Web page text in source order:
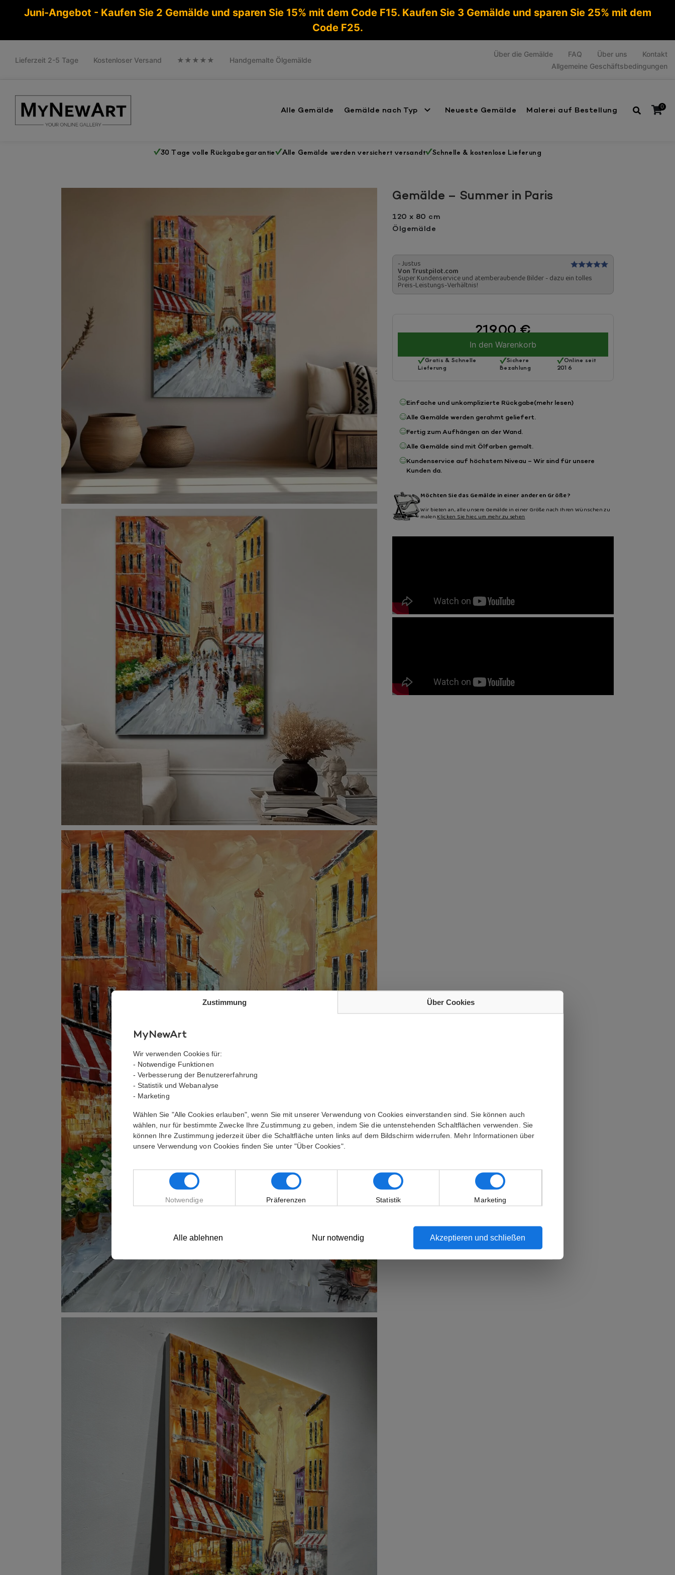
Juni-Angebot - Kaufen Sie 2 Gemälde und sparen Sie 15% mit dem Code F15. Kaufen Sie 3 Gemälde und sparen Sie 25% mit dem
Code F25.
Lieferzeit 2-5 Tage Kostenloser Versand ★★★★★ Handgemalte Ölgemälde
Über die Gemälde FAQ Über uns
Kontakt
Allgemeine Geschäftsbedingungen
Alle Gemälde Gemälde nach Typ Neueste Gemälde Malerei auf Bestellung 0
30 Tage volle Rückgabegarantie Alle Gemälde werden versichert versandt Schnelle & kostenlose Lieferung
Gemälde – Summer in Paris
120 x 80 cm
Ölgemälde
- Justus
Von Trustpilot.com
Super Kundenservice und atemberaubende Bilder - dazu ein tolles
Preis-Leistungs-Verhältnis!
219,00€
In den Warenkorb
Gratis & Schnelle
Lieferung
Sichere
Bezahlung
Online seit
2016
Einfache und unkomplizierte Rückgabe(mehr lesen)
Alle Gemälde werden gerahmt geliefert.
Fertig zum Aufhängen an der Wand.
Alle Gemälde sind mit Ölfarben gemalt.
Kundenservice auf höchstem Niveau – Wir sind für unsere
Kunden da.
Möchten Sie das Gemälde in einer anderen Größe?
Wir bieten an, alle unsere Gemälde in einer Größe nach Ihren Wünschen zu
malen.Klicken Sie hier, um mehr zu sehen
Zustimmung Über Cookies
MyNewArt
Wir verwenden Cookies für:
- Notwendige Funktionen
- Verbesserung der Benutzererfahrung
- Statistik und Webanalyse
- Marketing
Wählen Sie "Alle Cookies erlauben", wenn Sie mit unserer Verwendung von Cookies einverstanden sind. Sie können auch
wählen, nur für bestimmte Zwecke Ihre Zustimmung zu geben, indem Sie die untenstehenden Schaltflächen verwenden. Sie
können Ihre Zustimmung jederzeit über die Schaltfläche unten links auf dem Bildschirm widerrufen. Mehr Informationen über
unsere Verwendung von Cookies finden Sie unter "Über Cookies".
Notwendige Präferenzen Statistik Marketing
Alle ablehnen Nur notwendig Akzeptieren und schließen